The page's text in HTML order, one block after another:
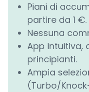
Piani di
partire da 1 €.
Nessuna
App intuitiva,
principianti.
Ampia
(Turbo/